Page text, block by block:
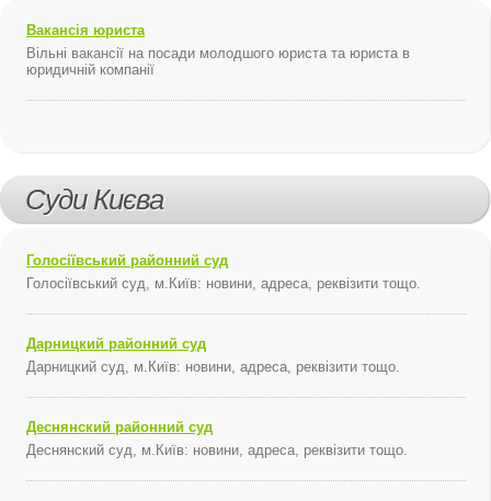
Вакансія юриста
Вільні вакансії на посади молодшого юриста та юриста в
юридичній компанії
Суди Києва
Голосіївський районний суд
Голосіївський суд, м.Київ: новини, адреса, реквізити тощо.
Дарницкий районний суд
Дарницкий суд, м.Київ: новини, адреса, реквізити тощо.
Деснянский районний суд
Деснянский суд, м.Київ: новини, адреса, реквізити тощо.